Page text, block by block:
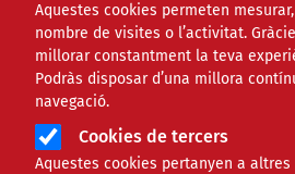
Aquestes cookies permeten
nombre de visites o l’activitat.
millorar constantment la teva
Podràs disposar d’una millora
navegació.
Cookies de tercers
Aquestes cookies pertanyen a
6 documents per
lluita pagesa a
Comparteix